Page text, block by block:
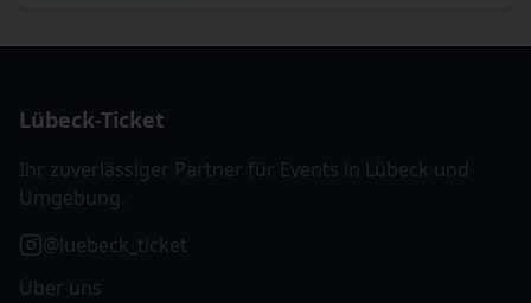
Lübeck-Ticket
Ihr zuverlässiger Partner für Events in Lübeck und
Umgebung.
@luebeck_ticket
Über uns